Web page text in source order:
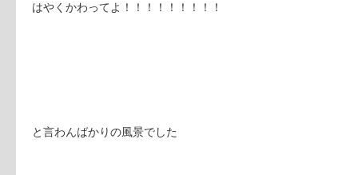
はやくかわってよ！！！！！！！！！
と言わんばかりの風景でした